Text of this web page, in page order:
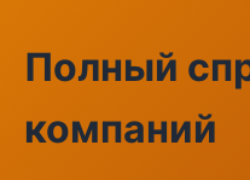
Полный
компаний